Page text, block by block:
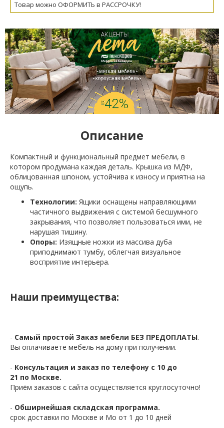
Товар можно ОФОРМИТЬ в РАССРОЧКУ!
Описание
Компактный и функциональный предмет мебели, в
котором продумана каждая деталь. Крышка из МДФ,
облицованная шпоном, устойчива к износу и приятна на
ощупь.
Технологии: Ящики оснащены направляющими
частичного выдвижения с системой бесшумного
закрывания, что позволяет пользоваться ими, не
нарушая тишину.
Опоры: Изящные ножки из массива дуба
приподнимают тумбу, облегчая визуальное
восприятие интерьера.
Наши преимущества:
- Самый простой Заказ мебели БЕЗ ПРЕДОПЛАТЫ.
Вы оплачиваете мебель на дому при получении.
- Консультация и заказ по телефону с 10 до
21 по Москве.
Приём заказов с сайта осуществляется круглосуточно!
- Обширнейшая складская программа.
срок доставки по Москве и Мо от 1 до 10 дней